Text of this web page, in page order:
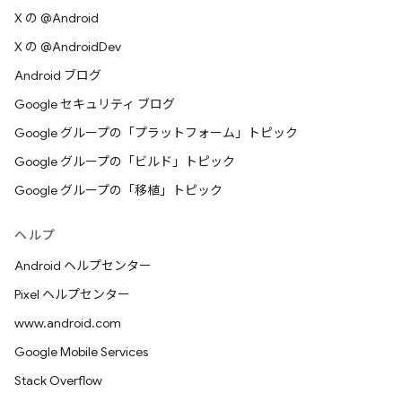
X の @Android
X の @AndroidDev
Android ブログ
Google セキュリティ ブログ
Google グループの「プラットフォーム」トピック
Google グループの「ビルド」トピック
Google グループの「移植」トピック
ヘルプ
Android ヘルプセンター
Pixel ヘルプセンター
www.android.com
Google Mobile Services
Stack Overflow